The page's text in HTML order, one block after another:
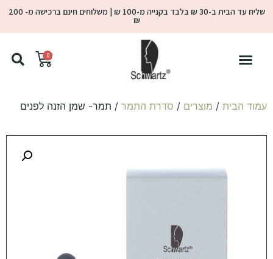
שליח עד הבית ב-30 ₪ בלבד בקנייה מ-100 ₪ | משלוחים חינם ברכישה מ- 200
₪
0
עמוד הבית / מוצרים / סדרת התמר / תמר- שמן הזנה לפנים